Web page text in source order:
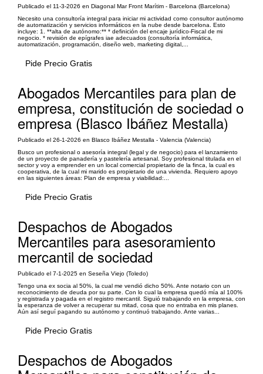
Publicado el 11-3-2026 en Diagonal Mar Front Marítim - Barcelona (Barcelona)
Necesito una consultoría integral para iniciar mi actividad como consultor autónomo
de automatización y servicios informáticos en la nube desde barcelona. Esto
incluye: 1. **alta de autónomo:** * definición del encaje jurídico-Fiscal de mi
negocio. * revisión de epígrafes iae adecuados (consultoría informática,
automatización, programación, diseño web, marketing digital,...
Pide Precio Gratis
Abogados Mercantiles para plan de
empresa, constitución de sociedad o
empresa (Blasco Ibáñez Mestalla)
Publicado el 26-1-2026 en Blasco Ibáñez Mestalla - Valencia (Valencia)
Busco un profesional o asesoría integral (legal y de negocio) para el lanzamiento
de un proyecto de panadería y pastelería artesanal. Soy profesional titulada en el
sector y voy a emprender en un local comercial propietario de la finca, la cual es
cooperativa, de la cual mi marido es propietario de una vivienda. Requiero apoyo
en las siguientes áreas: Plan de empresa y viabilidad:...
Pide Precio Gratis
Despachos de Abogados
Mercantiles para asesoramiento
mercantil de sociedad
Publicado el 7-1-2025 en Seseña Viejo (Toledo)
Tengo una ex socia al 50%, la cual me vendió dicho 50%. Ante notario con un
reconocimiento de deuda por su parte. Con lo cual la empresa quedó mía al 100%
y registrada y pagada en el registro mercantil. Siguió trabajando en la empresa, con
la esperanza de volver a recuperar su mitad, cosa que no entraba en mis planes.
Aún así seguí pagando su autónomo y continuó trabajando. Ante varias...
Pide Precio Gratis
Despachos de Abogados